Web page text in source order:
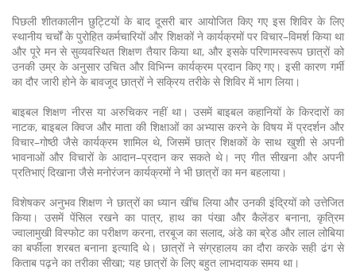
पिछली शीतकालीन छुट्टियों के बाद दूसरी बार आयोजित किए गए इस शिविर के लिए
स्थानीय चर्चों के पुरोहित कर्मचारियों और शिक्षकों ने कार्यक्रमों पर विचार–विमर्श किया था
और पूरे मन से सुव्यवस्थित शिक्षण तैयार किया था, और इसके परिणामस्वरूप छात्रों को
उनकी उम्र के अनुसार उचित और विभिन्न कार्यक्रम प्रदान किए गए। इसी कारण गर्मी
का दौर जारी होने के बावजूद छात्रों ने सक्रिय तरीके से शिविर में भाग लिया।
बाइबल शिक्षण नीरस या अरुचिकर नहीं था। उसमें बाइबल कहानियों के किरदारों का
नाटक, बाइबल क्विज और माता की शिक्षाओं का अभ्यास करने के विषय में प्रदर्शन और
विचार–गोष्ठी जैसे कार्यक्रम शामिल थे, जिसमें छात्र शिक्षकों के साथ खुशी से अपनी
भावनाओं और विचारों के आदान–प्रदान कर सकते थे। नए गीत सीखना और अपनी
प्रतिभाएं दिखाना जैसे मनोरंजन कार्यक्रमों ने भी छात्रों का मन बहलाया।
विशेषकर अनुभव शिक्षण ने छात्रों का ध्यान खींच लिया और उनकी इंद्रियों को उत्तेजित
किया। उसमें पेंसिल रखने का पात्र, हाथ का पंखा और कैलेंडर बनाना, कृत्रिम
ज्वालामुखी विस्फोट का परीक्षण करना, तरबूज का सलाद, अंडे का ब्रेड और लाल लोबिया
का बर्फीला शरबत बनाना इत्यादि थे। छात्रों ने संग्रहालय का दौरा करके सही ढंग से
किताब पढ़ने का तरीका सीखा; यह छात्रों के लिए बहुत लाभदायक समय था।